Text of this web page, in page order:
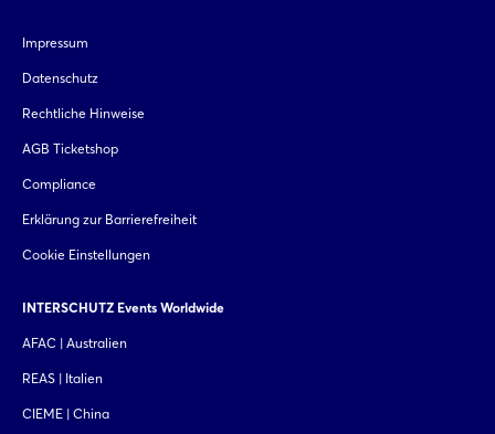
Impressum
Datenschutz
Rechtliche Hinweise
AGB Ticketshop
Compliance
Erklärung zur Barrierefreiheit
Cookie Einstellungen
INTERSCHUTZ Events Worldwide
AFAC | Australien
REAS | Italien
CIEME | China